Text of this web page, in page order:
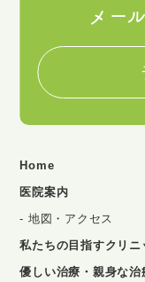
メー
Home
医院案内
地図・アクセス
私たちの目指すクリニ
優しい治療・親身な治